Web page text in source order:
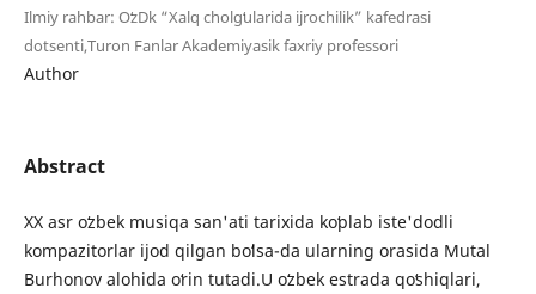
Ilmiy rahbar: OʻzDk “Xalq cholgʻularida ijrochilik” kafedrasi
dotsenti,Turon Fanlar Akademiyasik faxriy professori
Author
Abstract
XX asr oʻzbek musiqa san'ati tarixida koʻplab iste'dodli
kompazitorlar ijod qilgan boʻlsa-da ularning orasida Mutal
Burhonov alohida oʻrin tutadi.U oʻzbek estrada qoʻshiqlari,